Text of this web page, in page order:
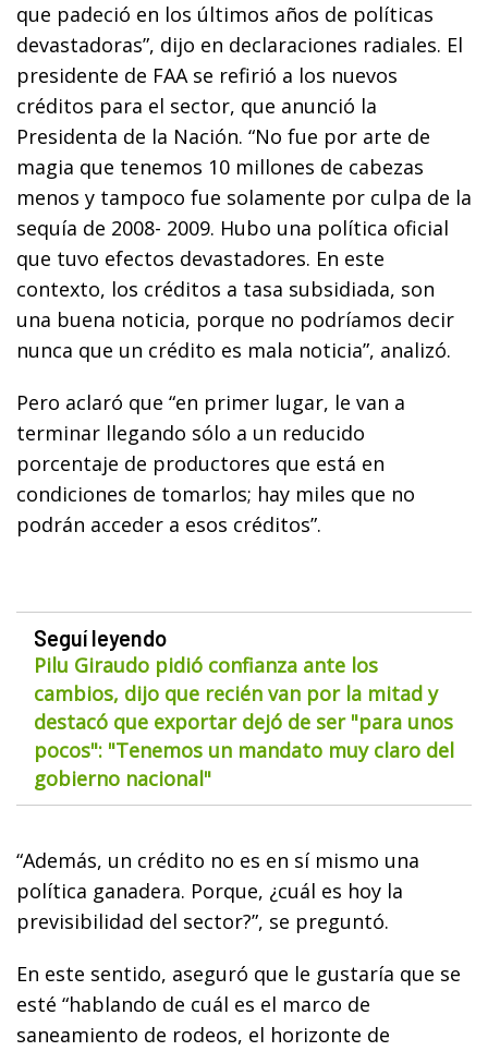
que padeció en los últimos años de políticas
devastadoras”, dijo en declaraciones radiales. El
presidente de FAA se refirió a los nuevos
créditos para el sector, que anunció la
Presidenta de la Nación. “No fue por arte de
magia que tenemos 10 millones de cabezas
menos y tampoco fue solamente por culpa de la
sequía de 2008- 2009. Hubo una política oficial
que tuvo efectos devastadores. En este
contexto, los créditos a tasa subsidiada, son
una buena noticia, porque no podríamos decir
nunca que un crédito es mala noticia”, analizó.
Pero aclaró que “en primer lugar, le van a
terminar llegando sólo a un reducido
porcentaje de productores que está en
condiciones de tomarlos; hay miles que no
podrán acceder a esos créditos”.
Seguí leyendo
Pilu Giraudo pidió confianza ante los
cambios, dijo que recién van por la mitad y
destacó que exportar dejó de ser "para unos
pocos": "Tenemos un mandato muy claro del
gobierno nacional"
“Además, un crédito no es en sí mismo una
política ganadera. Porque, ¿cuál es hoy la
previsibilidad del sector?”, se preguntó.
En este sentido, aseguró que le gustaría que se
esté “hablando de cuál es el marco de
saneamiento de rodeos, el horizonte de